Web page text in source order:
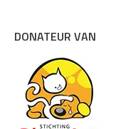
DONATEUR VAN